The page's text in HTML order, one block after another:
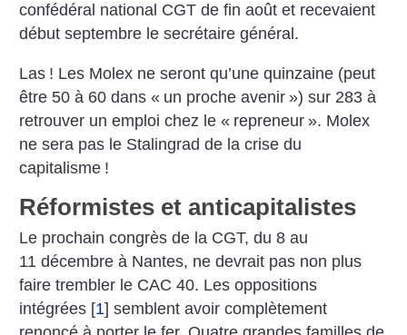
confédéral national CGT de fin août et recevaient
début septembre le secrétaire général.
Las ! Les Molex ne seront qu’une quinzaine (peut
être 50 à 60 dans « un proche avenir ») sur 283 à
retrouver un emploi chez le « repreneur ». Molex
ne sera pas le Stalingrad de la crise du
capitalisme !
Réformistes et anticapitalistes
Le prochain congrès de la CGT, du 8 au
11 décembre à Nantes, ne devrait pas non plus
faire trembler le CAC 40. Les oppositions
intégrées [1] semblent avoir complètement